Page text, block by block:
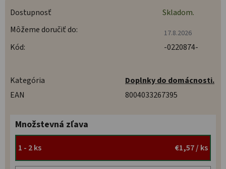
Dostupnosť
Skladom.
Môžeme doručiť do:
17.8.2026
Kód: -0220874-
Kategória
Doplnky do domácnosti.
EAN
8004033267395
Množstevná zľava
1 - 2 ks €1,57/ ks